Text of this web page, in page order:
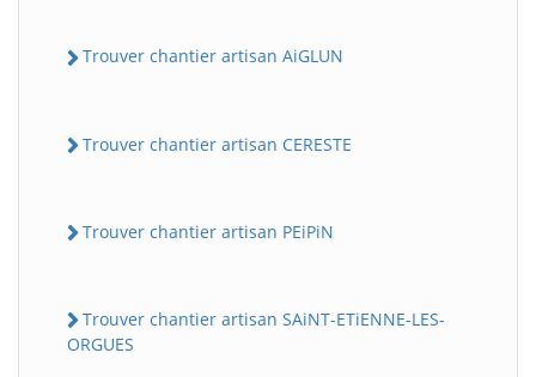
Trouver chantier artisan AiGLUN
Trouver chantier artisan CERESTE
Trouver chantier artisan PEiPiN
Trouver chantier artisan SAiNT-ETiENNE-LES-
ORGUES